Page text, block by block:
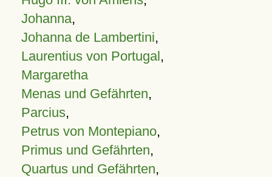
Johanna,
Johanna de Lambertini,
Laurentius von Portugal,
Margaretha
Menas und Gefährten,
Parcius,
Petrus von Montepiano,
Primus und Gefährten,
Quartus und Gefährten,